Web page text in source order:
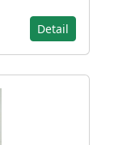
Detail